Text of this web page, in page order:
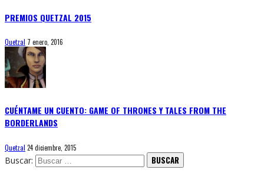
PREMIOS QUETZAL 2015
Quetzal 7 enero, 2016
CUÉNTAME UN CUENTO: GAME OF THRONES Y TALES FROM THE
BORDERLANDS
Quetzal 24 diciembre, 2015
Buscar: